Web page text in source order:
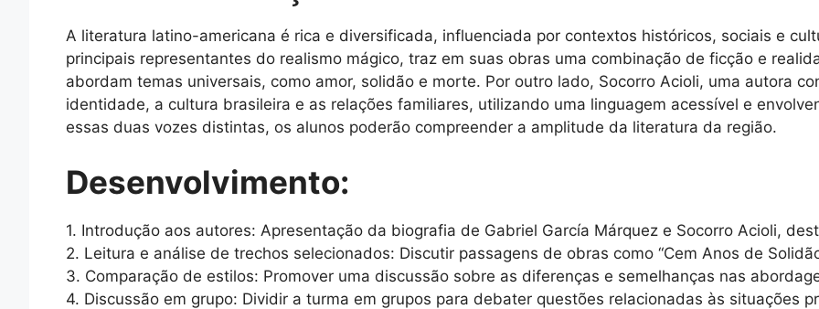
A literatura latino-americana é rica e diversificada, influenciada por contextos históricos, sociais e
principais representantes do realismo mágico, traz em suas obras uma combinação de ficção e
abordam temas universais, como amor, solidão e morte. Por outro lado, Socorro Acioli, uma autora
identidade, a cultura brasileira e as relações familiares, utilizando uma linguagem acessível e
essas duas vozes distintas, os alunos poderão compreender a amplitude da literatura da região.
Desenvolvimento:
1. Introdução aos autores: Apresentação da biografia de Gabriel García Márquez e Socorro Acioli,
2. Leitura e análise de trechos selecionados: Discutir passagens de obras como “Cem Anos de
3. Comparação de estilos: Promover uma discussão sobre as diferenças e semelhanças nas
4. Discussão em grupo: Dividir a turma em grupos para debater questões relacionadas às situações